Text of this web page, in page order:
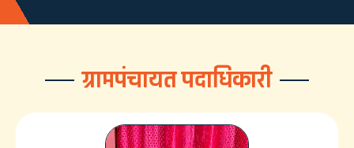
ग्रामपंचायत पदाधिकारी